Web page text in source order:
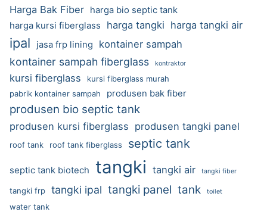
Harga Bak Fiber
harga bio septic tank
harga kursi fiberglass
harga tangki harga tangki air
ipal jasa frp lining kontainer sampah
kontainer sampah fiberglass kontraktor
kursi fiberglass
kursi fiberglass murah
pabrik kontainer sampah
produsen bak fiber
produsen bio septic tank
produsen kursi fiberglass produsen tangki panel
roof tank roof tank fiberglass septic tank
septic tank biotech tangki tangki air tangki fiber
tangki frp tangki ipal tangki panel tank toilet
water tank